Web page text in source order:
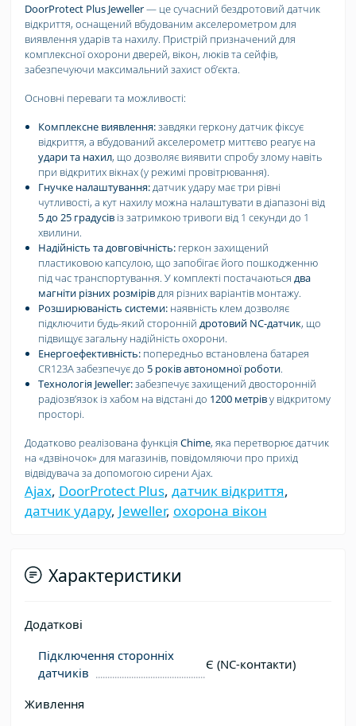
DoorProtect Plus Jeweller— це сучасний бездротовий датчик
відкриття, оснащений вбудованим акселерометром для
виявлення ударів та нахилу. Пристрій призначений для
комплексної охорони дверей, вікон, люків та сейфів,
забезпечуючи максимальний захист обʼєкта.
Основні переваги та можливості:
Комплексне виявлення:завдяки геркону датчик фіксує
відкриття, а вбудований акселерометр миттєво реагує на
удари та нахил, що дозволяє виявити спробу злому навіть
при відкритих вікнах (у режимі провітрювання).
Гнучке налаштування:датчик удару має три рівні
чутливості, а кут нахилу можна налаштувати в діапазоні від
5 до 25 градусівіз затримкою тривоги від 1 секунди до 1
хвилини.
Надійність та довговічність:геркон захищений
пластиковою капсулою, що запобігає його пошкодженню
під час транспортування. У комплекті постачаються два
магніти різних розмірівдля різних варіантів монтажу.
Розширюваність системи:наявність клем дозволяє
підключити будь-який сторонній дротовий NC-датчик, що
підвищує загальну надійність охорони.
Енергоефективність:попередньо встановлена батарея
CR123A забезпечує до 5 років автономної роботи.
Технологія Jeweller:забезпечує захищений двосторонній
радіозвʼязок із хабом на відстані до 1200 метріву відкритому
просторі.
Додатково реалізована функція Chime, яка перетворює датчик
на «дзвіночок» для магазинів, повідомляючи про прихід
відвідувача за допомогою сирени Ajax.
Ajax, DoorProtect Plus, датчик відкриття,
датчик удару, Jeweller, охорона вікон
Характеристики
Додаткові
Підключення сторонніх
датчиків
Є (NC-контакти)
Живлення